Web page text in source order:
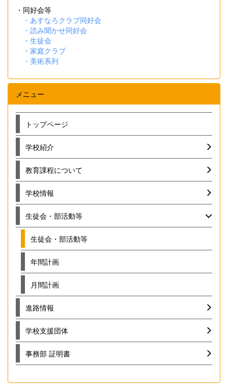
・同好会等
・あすなろクラブ同好会
・読み聞かせ同好会
・生徒会
・家庭クラブ
・美術系列
メニュー
トップページ
学校紹介
教育課程について
学校情報
生徒会・部活動等
生徒会・部活動等
年間計画
月間計画
進路情報
学校支援団体
事務部 証明書